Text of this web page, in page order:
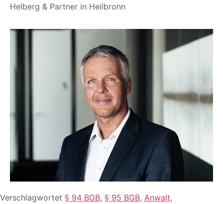
Helberg & Partner in Heilbronn
Verschlagwortet § 94 BGB, § 95 BGB, Anwalt,